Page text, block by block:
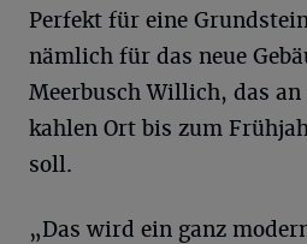
Perfekt für eine
nämlich für das neue
Meerbusch Willich, das
kahlen Ort bis zum
soll.
„Das wird ein ganz